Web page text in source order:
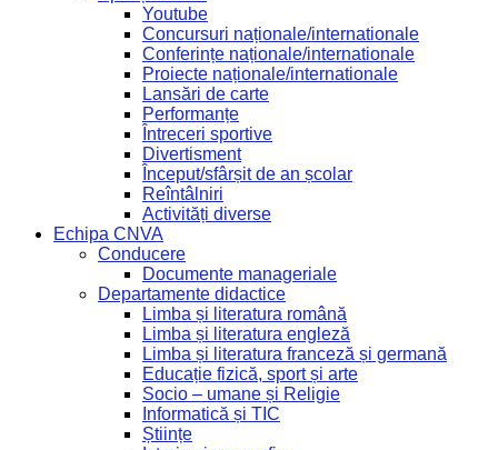
Youtube
Concursuri naționale/internationale
Conferințe naționale/internationale
Proiecte naționale/internationale
Lansări de carte
Performanțe
Întreceri sportive
Divertisment
Început/sfârșit de an școlar
Reîntâlniri
Activități diverse
Echipa CNVA
Conducere
Documente manageriale
Departamente didactice
Limba și literatura română
Limba și literatura engleză
Limba și literatura franceză și germană
Educație fizică, sport și arte
Socio – umane și Religie
Informatică și TIC
Științe